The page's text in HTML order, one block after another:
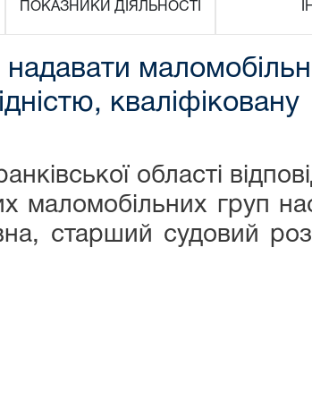
ПОКАЗНИКИ ДІЯЛЬНОСТІ
надавати
кваліфіковану
області
маломобільних груп
старший судовий